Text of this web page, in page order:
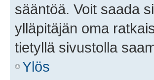
sääntöä. Voit saada
ylläpitäjän oma
tietyllä sivustolla
Ylös